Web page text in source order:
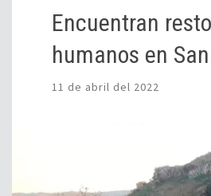
Encuentran
humanos en
11 de abril del 2022